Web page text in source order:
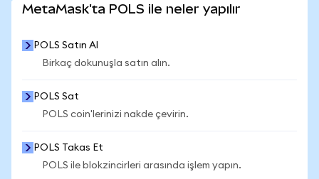
MetaMask'ta POLS ile neler yapılır
POLS Satın Al
Birkaç dokunuşla satın alın.
POLS Sat
POLS coin'lerinizi nakde çevirin.
POLS Takas Et
POLS ile blokzincirleri arasında işlem yapın.